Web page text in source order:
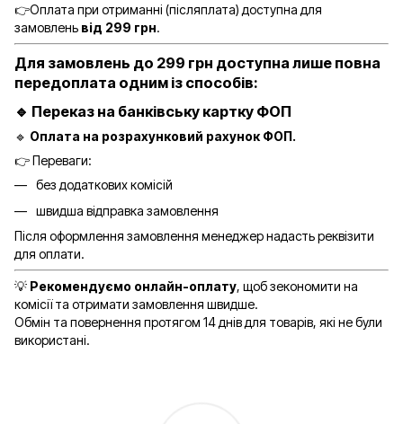
👉Оплата при отриманні (післяплата) доступна для
замовлень від 299 грн.
Для замовлень до 299 грн доступна лише повна
передоплата одним із способів:
🔹 Переказ на банківську картку ФОП
🔹 Оплата на розрахунковий рахунок ФОП.
👉 Переваги:
без додаткових комісій
швидша відправка замовлення
Після оформлення замовлення менеджер надасть реквізити
для оплати.
💡 Рекомендуємо онлайн-оплату, щоб зекономити на
комісії та отримати замовлення швидше.
Обмін та повернення протягом 14 днів для товарів, які не були
використані.